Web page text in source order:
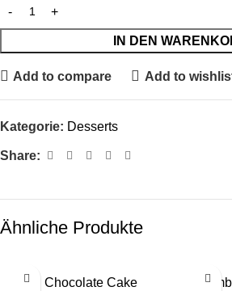
IN DEN
Add to compare Add to
Kategorie: Desserts
Share:
Ähnliche Produkte
Chocolate Cake